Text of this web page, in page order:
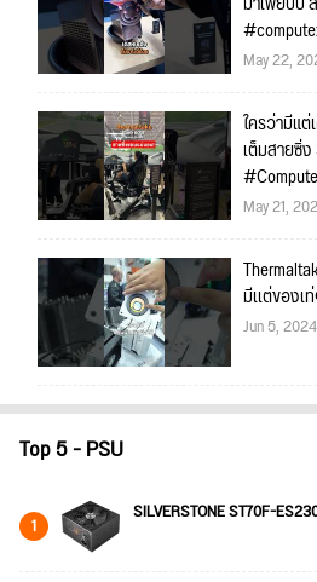
May 22,
ใครว่ามีแ
เต็มสายซิ่
May 21,
มีเเต่ของ
Jun 5, 2024
Top 5 - PSU
1 SILVERSTONE ST70F-